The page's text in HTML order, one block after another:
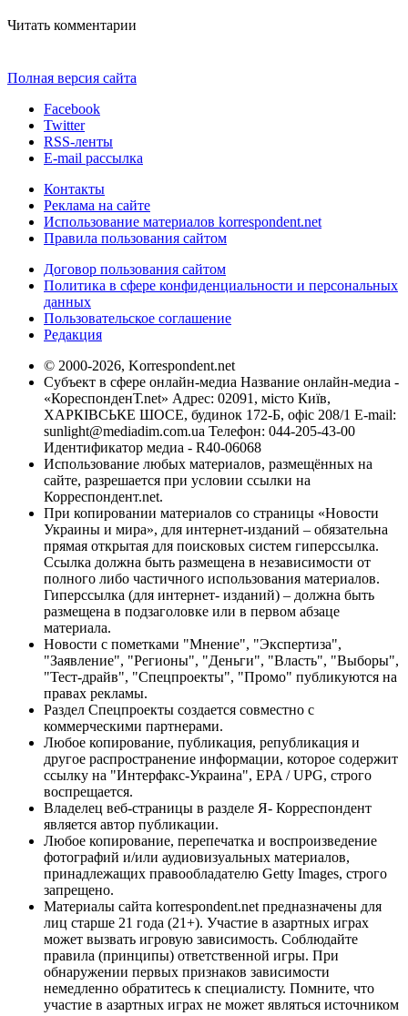
Читать комментарии
Полная версия сайта
Facebook
Twitter
RSS-ленты
E-mail рассылка
Контакты
Реклама на сайте
Использование материалов korrespondent.net
Правила пользования сайтом
Договор пользования сайтом
Политика в сфере конфиденциальности и персональных
данных
Пользовательское соглашение
Редакция
© 2000-2026, Korrespondent.net
Субъект в сфере онлайн-медиа Название онлайн-медиа -
«КореспонденТ.net» Адрес: 02091, місто Київ,
ХАРКІВСЬКЕ ШОСЕ, будинок 172-Б, офіс 208/1 E-mail:
sunlight@mediadim.com.ua Телефон: 044-205-43-00
Идентификатор медиа - R40-06068
Использование любых материалов, размещённых на
сайте, разрешается при условии ссылки на
Корреспондент.net.
При копировании материалов со страницы «Новости
Украины и мира», для интернет-изданий – обязательна
прямая открытая для поисковых систем гиперссылка.
Ссылка должна быть размещена в независимости от
полного либо частичного использования материалов.
Гиперссылка (для интернет- изданий) – должна быть
размещена в подзаголовке или в первом абзаце
материала.
Новости с пометками "Мнение", "Экспертиза",
"Заявление", "Регионы", "Деньги", "Власть", "Выборы",
"Тест-драйв", "Спецпроекты", "Промо" публикуются на
правах рекламы.
Раздел Спецпроекты создается совместно с
коммерческими партнерами.
Любое копирование, публикация, републикация и
другое распространение информации, которое содержит
ссылку на "Интерфакс-Украина", EPA / UPG, строго
воспрещается.
Владелец веб-страницы в разделе Я- Корреспондент
является автор публикации.
Любое копирование, перепечатка и воспроизведение
фотографий и/или аудиовизуальных материалов,
принадлежащих правообладателю Getty Images, строго
запрещено.
Материалы сайта korrespondent.net предназначены для
лиц старше 21 года (21+). Участие в азартных играх
может вызвать игровую зависимость. Соблюдайте
правила (принципы) ответственной игры. При
обнаружении первых признаков зависимости
немедленно обратитесь к специалисту. Помните, что
участие в азартных играх не может являться источником